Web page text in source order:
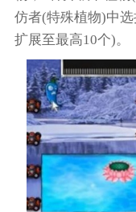
仿者(特殊植物)中
扩展至最高10个)。